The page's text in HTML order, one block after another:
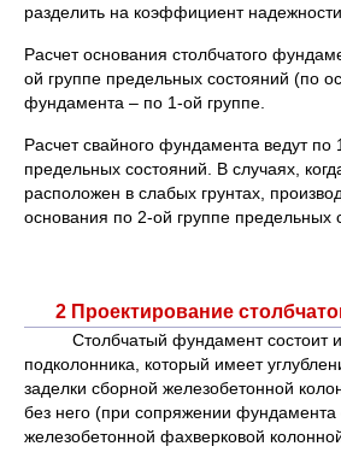
разделить на коэффициент надежности
Расчет основания столбчатого
ой группе предельных состояний (по
фундамента – по 1-ой группе.
Расчет свайного фундамента ведут по
предельных состояний. В случаях,
расположен в слабых грунтах,
основания по 2-ой группе предельных
2 Проектирование
Столбчатый фундамент состоит
подколонника, который имеет
заделки сборной железобетонной
без него (при сопряжении фундамента
железобетонной фахверковой